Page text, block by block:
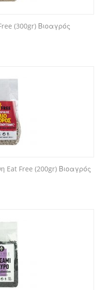
(300gr) Βιοαγρός
Eat Free (200gr) Βιοαγρός